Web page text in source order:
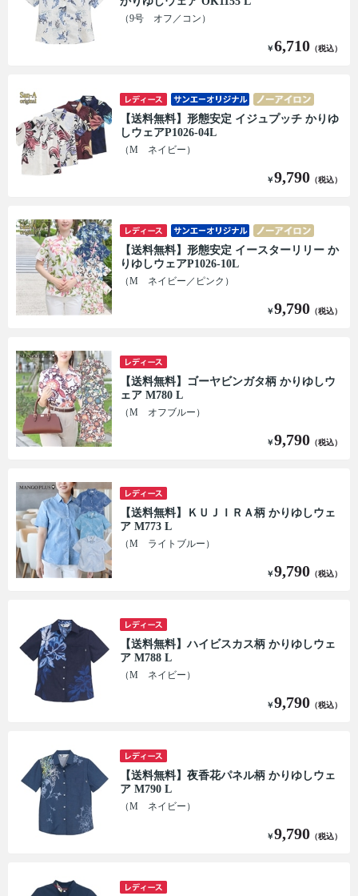
（9号 オフ／コン）
￥6,710 （税込）
【送料無料】形態安定 イジュプッチ かりゆ
しウェアP1026-04L
（M ネイビー）
￥9,790 （税込）
【送料無料】形態安定 イースターリリー か
りゆしウェアP1026-10L
（M ネイビー／ピンク）
￥9,790 （税込）
【送料無料】ゴーヤビンガタ柄 かりゆしウ
ェア M780 L
（M オフブルー）
￥9,790 （税込）
【送料無料】ＫＵＪＩＲＡ柄 かりゆしウェ
ア M773 L
（M ライトブルー）
￥9,790 （税込）
【送料無料】ハイビスカス柄 かりゆしウェ
ア M788 L
（M ネイビー）
￥9,790 （税込）
【送料無料】夜香花パネル柄 かりゆしウェ
ア M790 L
（M ネイビー）
￥9,790 （税込）